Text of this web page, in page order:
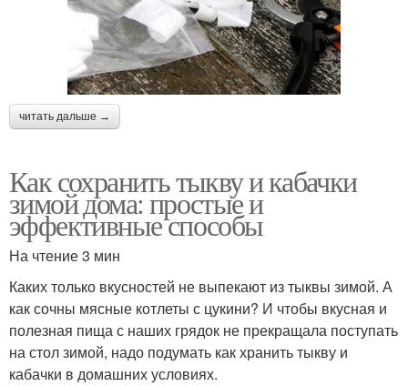
читать дальше →
Как сохранить тыкву и кабачки
зимой дома: простые и
эффективные способы
На чтение 3 мин
Каких только вкусностей не выпекают из тыквы зимой. А
как сочны мясные котлеты с цукини? И чтобы вкусная и
полезная пища с наших грядок не прекращала поступать
на стол зимой, надо подумать как хранить тыкву и
кабачки в домашних условиях.